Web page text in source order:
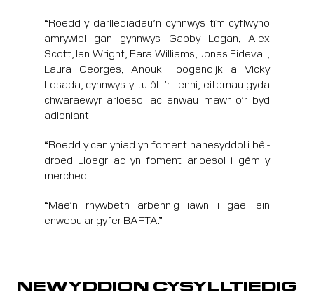
“Roedd y darllediadau’n cynnwys tîm cyflwyno
amrywiol gan gynnwys Gabby Logan, Alex
Scott, Ian Wright, Fara Williams, Jonas Eidevall,
Laura Georges, Anouk Hoogendijk a Vicky
Losada, cynnwys y tu ôl i’r llenni, eitemau gyda
chwaraewyr arloesol ac enwau mawr o’r byd
adloniant.
“Roedd y canlyniad yn foment hanesyddol i bêl-
droed Lloegr ac yn foment arloesol i gêm y
merched.
“Mae’n rhywbeth arbennig iawn i gael ein
enwebu ar gyfer BAFTA.”
NEWYDDION CYSYLLTIEDIG